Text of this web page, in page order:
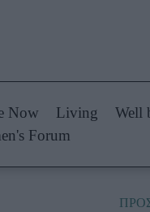
Styling Tips
Fashion News
Now Living Well
Forum